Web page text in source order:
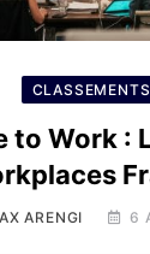
CLASSEMENTS
to Work :
ARENGI 6